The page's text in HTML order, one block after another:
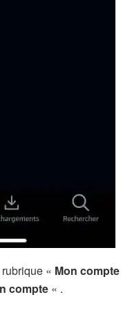
« Mon compte
compte « .